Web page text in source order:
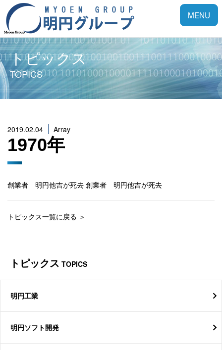
Toggle
MENU
トピックス
TOPICS
2019.02.04 Array
1970年
創業者 明円他吉が死去 創業者 明円他吉が死去
トピックス一覧に戻る ＞
トピックス TOPICS
明円工業
明円ソフト開発